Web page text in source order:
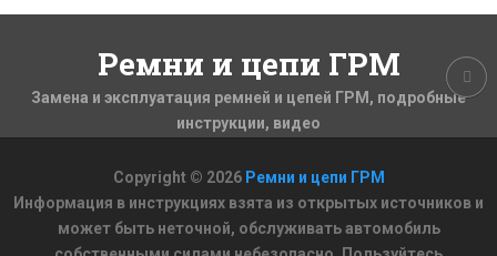
Ремни и цепи ГРМ
Замена и эксплуатация ремней и цепей ГРМ, подробные
инструкции, видео
Copyright © 2026 Ремни и цепи ГРМ
Информация в инструкциях взята из открытых источников и
может быть неточной, обслуживать автомобиль